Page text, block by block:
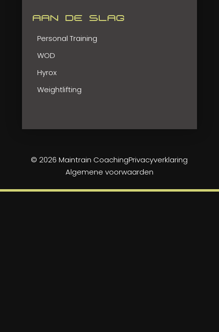
AAN DE SLAG
Personal Training
WOD
Hyrox
Weightlifting
© 2026 Maintrain CoachingPrivacyverklaring
Algemene voorwaarden